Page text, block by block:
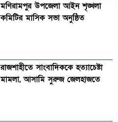
মণিরামপুর উপজেলা আইন শৃঙ্খলা
কমিটির মাসিক সভা অনুষ্ঠিত‎‎
রাজশাহীতে সাংবাদিককে হত্যাচেষ্টা
মামলা, আসামি সুরুজ জেলহাজতে